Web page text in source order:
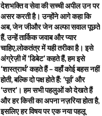
देशभक्ति व सेवा की सच्ची अपील उन पर
असर करती है। उन्होंने आगे कहा कि
अब, जेन जीऔर जेन अल्फा सवाल पूछते
हैं, उन्हें तार्किक जवाब और प्यार
चाहिए,लोकतंत्र में यही तरीका है। इसे
अंग्रेज़ी में ‘डिबेट’ कहते हैं, हम इसे
‘शास्त्रार्थ’ कहते हैं – वहाँ कोई बहस नहीं
होती, बल्कि दो पक्ष होते हैं: ‘पूर्व’ और
‘उत्तर’। हम सभी पहलुओं को देखते हैं
और हर किसी का अपना नज़रिया होता है,
इसलिए हर विषय पर एक नया पहलू